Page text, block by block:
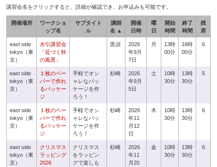
講習会名をクリックすると、詳細が確認でき、お申込みも可能です。
開催場所
ワークショ
ップ名
サブタイト
ル
講師
名 ▲
開催
日時
曜
日
開始
時間
終了
時間
残
席
east side
tokyo（東
京）
水引講習会
「近づく秋
の風景」
黒須
2026
年9月
7日
月
13時
00分
16時
00分
6
east side
tokyo（東
京）
１枚のペー
パーで作れ
るパッケー
ジ
手軽でオシ
ャレなパッ
ケージを作
ろう！
杉崎
2026
年9月
5日
土
10時
30分
13時
30分
5
east side
tokyo（東
京）
１枚のペー
パーで作れ
るパッケー
ジ
手軽でオシ
ャレなパッ
ケージを作
ろう！
杉崎
2026
年11
月12
日
木
10時
30分
13時
30分
6
east side
tokyo（東
京）
クリスマス
ラッピング
2026
クリスマス
をラッピン
グで楽しも
杉崎
2026
年11
月20
金
10時
30分
13時
30分
6